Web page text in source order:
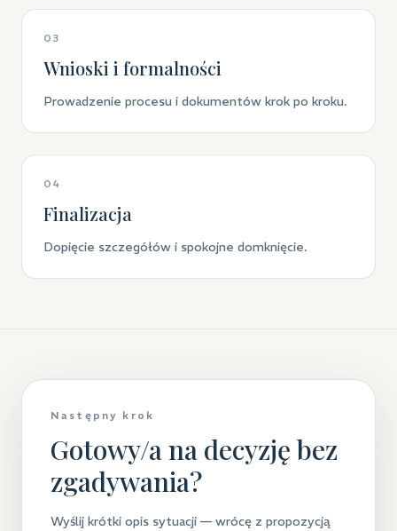
03
Wnioski i formalności
Prowadzenie procesu i dokumentów krok po kroku.
04
Finalizacja
Dopięcie szczegółów i spokojne domknięcie.
Następny krok
Gotowy/a na decyzję bez
zgadywania?
Wyślij krótki opis sytuacji — wrócę z propozycją